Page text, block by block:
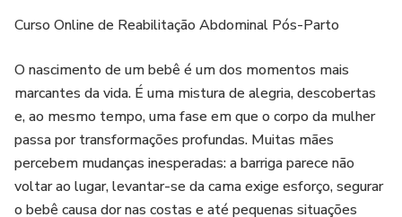
Curso Online de Reabilitação Abdominal Pós-Parto
O nascimento de um bebê é um dos momentos mais
marcantes da vida. É uma mistura de alegria, descobertas
e, ao mesmo tempo, uma fase em que o corpo da mulher
passa por transformações profundas. Muitas mães
percebem mudanças inesperadas: a barriga parece não
voltar ao lugar, levantar-se da cama exige esforço, segurar
o bebê causa dor nas costas e até pequenas situações